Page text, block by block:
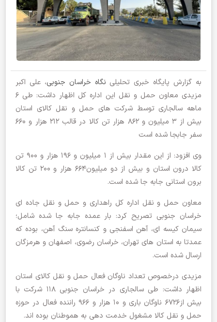
به گزارش پایگاه خبری تحلیلی نگاه خراسان جنوبی، علی اکبر
مزیدی معاون حمل و نقل این اداره کل اظهار داشت: طی ۶
ماهه سالجاری توسط شرکت های حمل و نقل کالای استان
بیش از 3 میلیون و ۸۶۲ هزار تن کالا در قالب ۲۱۲ هزار و ۶۶۰
سفر جابجا شده است
وی افزود: از این مقدار بیش از ۱ میلیون و ۱۹۶ هزار و ۹۰۰ تن
کالا درون استان و بیش از دو میلیون۶۶۴ هزار و ۲۰۰ تن کالا
برون استانی جابه جا شده است.
معاون حمل و نقل اداره کل راهداری و حمل و نقل جاده ای
خراسان جنوبی تصریح کرد: بار عمده جابه جا شده شامل؛
سیمان کیسه ای، آهن اسفنجی و کنسانتره سنگ آهن، بوده که
عمدتا به استان های تهران، خراسان رضوی، اصفهان و هرمزگان
ارسال شده است.
مزیدی درخصوص تعداد ناوگان فعال حمل و نقل کالای استان
اظهار داشت: طی سالجاری در خراسان جنوبی 118 شرکت با
بیش از۶۷۲۶ ناوگان باری و ۱۰ هزار و ۹۶۶ راننده فعال در حوزه
حمل و نقل کالا مشغول خدمت دهی به هموطنان بوده اند.